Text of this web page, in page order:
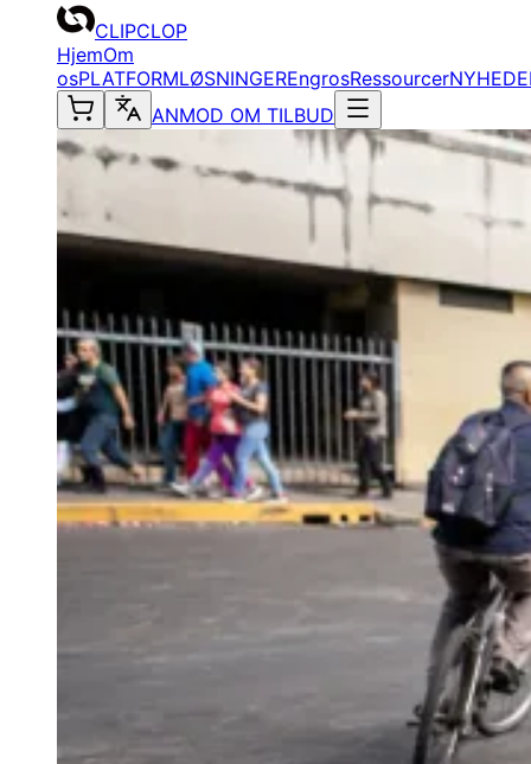
CLIPCLOP
HjemOm
osPLATFORMLØSNINGEREngrosRessourcer
ANMOD OM TILBUD